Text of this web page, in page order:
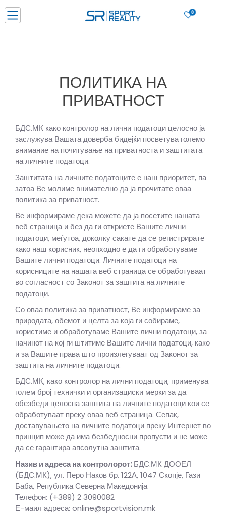
0
& COLLECT Платете со картичка online и подигнете во продавницата по ваш
ДОЗНАЈ ПОВЕЌЕ
Ценовник
ПОЛИТИКА НА
ПРИВАТНОСТ
БДС.МК како контролор на лични податоци целосно ја
заслужува Вашата доверба бидејќи посветува големо
внимание на почитување на приватноста и заштитата
на личните податоци.
Заштитата на личните податоците е наш приоритет, па
затоа Ве молиме внимателно да ја прочитате оваа
политика за приватност.
Ве информираме дека можете да ја посетите нашата
веб страница и без да ги откриете Вашите лични
податоци, меѓутоа, доколку сакате да се регистрирате
како наш корисник, неопходно е да ги обработуваме
Вашите лични податоци. Личните податоци на
корисниците на нашата веб страница се обработуваат
во согласност со Законот за заштита на личните
податоци.
Со оваа политика за приватност, Ве информираме за
природата, обемот и целта за која ги собираме,
користиме и обработуваме Вашите лични податоци, за
начинот на кој ги штитиме Вашите лични податоци, како
и за Вашите права што произлегуваат од Законот за
заштита на личните податоци.
БДС.МК, како контролор на лични податоци, применува
голем број технички и организациски мерки за да
обезбеди целосна заштита на личните податоци кои се
обработуваат преку оваа веб страница. Сепак,
доставувањето на личните податоци преку Интернет во
принцип може да има безбедносни пропусти и не може
да се гарантира апсолутна заштита.
Назив и адреса на контролорот:БДС.МК ДООЕЛ
(БДС.МК), ул. Перо Наков бр. 122А, 1047 Скопје, Гази
Баба, Република Северна Македонија
Телефон: (+389) 2 3090082
Е-маил адреса: online@sportvision.mk